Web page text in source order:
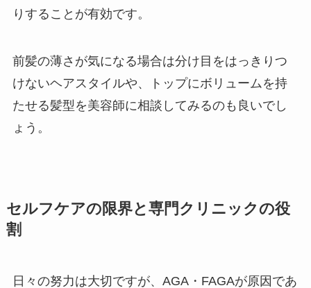
りすることが有効です。
前髪の薄さが気になる場合は分け目をはっきりつ
けないヘアスタイルや、トップにボリュームを持
たせる髪型を美容師に相談してみるのも良いでし
ょう。
セルフケアの限界と専門クリニックの役
割
日々の努力は大切ですが、AGA・FAGAが原因であ